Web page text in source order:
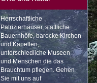
Herrschaftliche
Patrizierhäuser, stattliche
Bauernhöfe, barocke Kirchen
und Kapellen,
unterschiedliche Museen
und Menschen die das
Brauchtum pflegen. Gehen
Sie mit uns auf